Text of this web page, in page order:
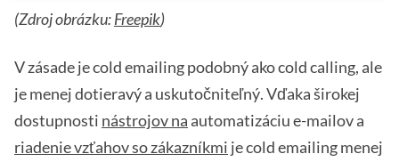
(Zdroj obrázku:Freepik)
V zásade je cold emailing podobný ako cold calling, ale
je menej dotieravý a uskutočniteľný. Vďaka širokej
dostupnosti nástrojov na automatizáciu e-mailov a
riadenie vzťahov so zákazníkmi je cold emailing menej